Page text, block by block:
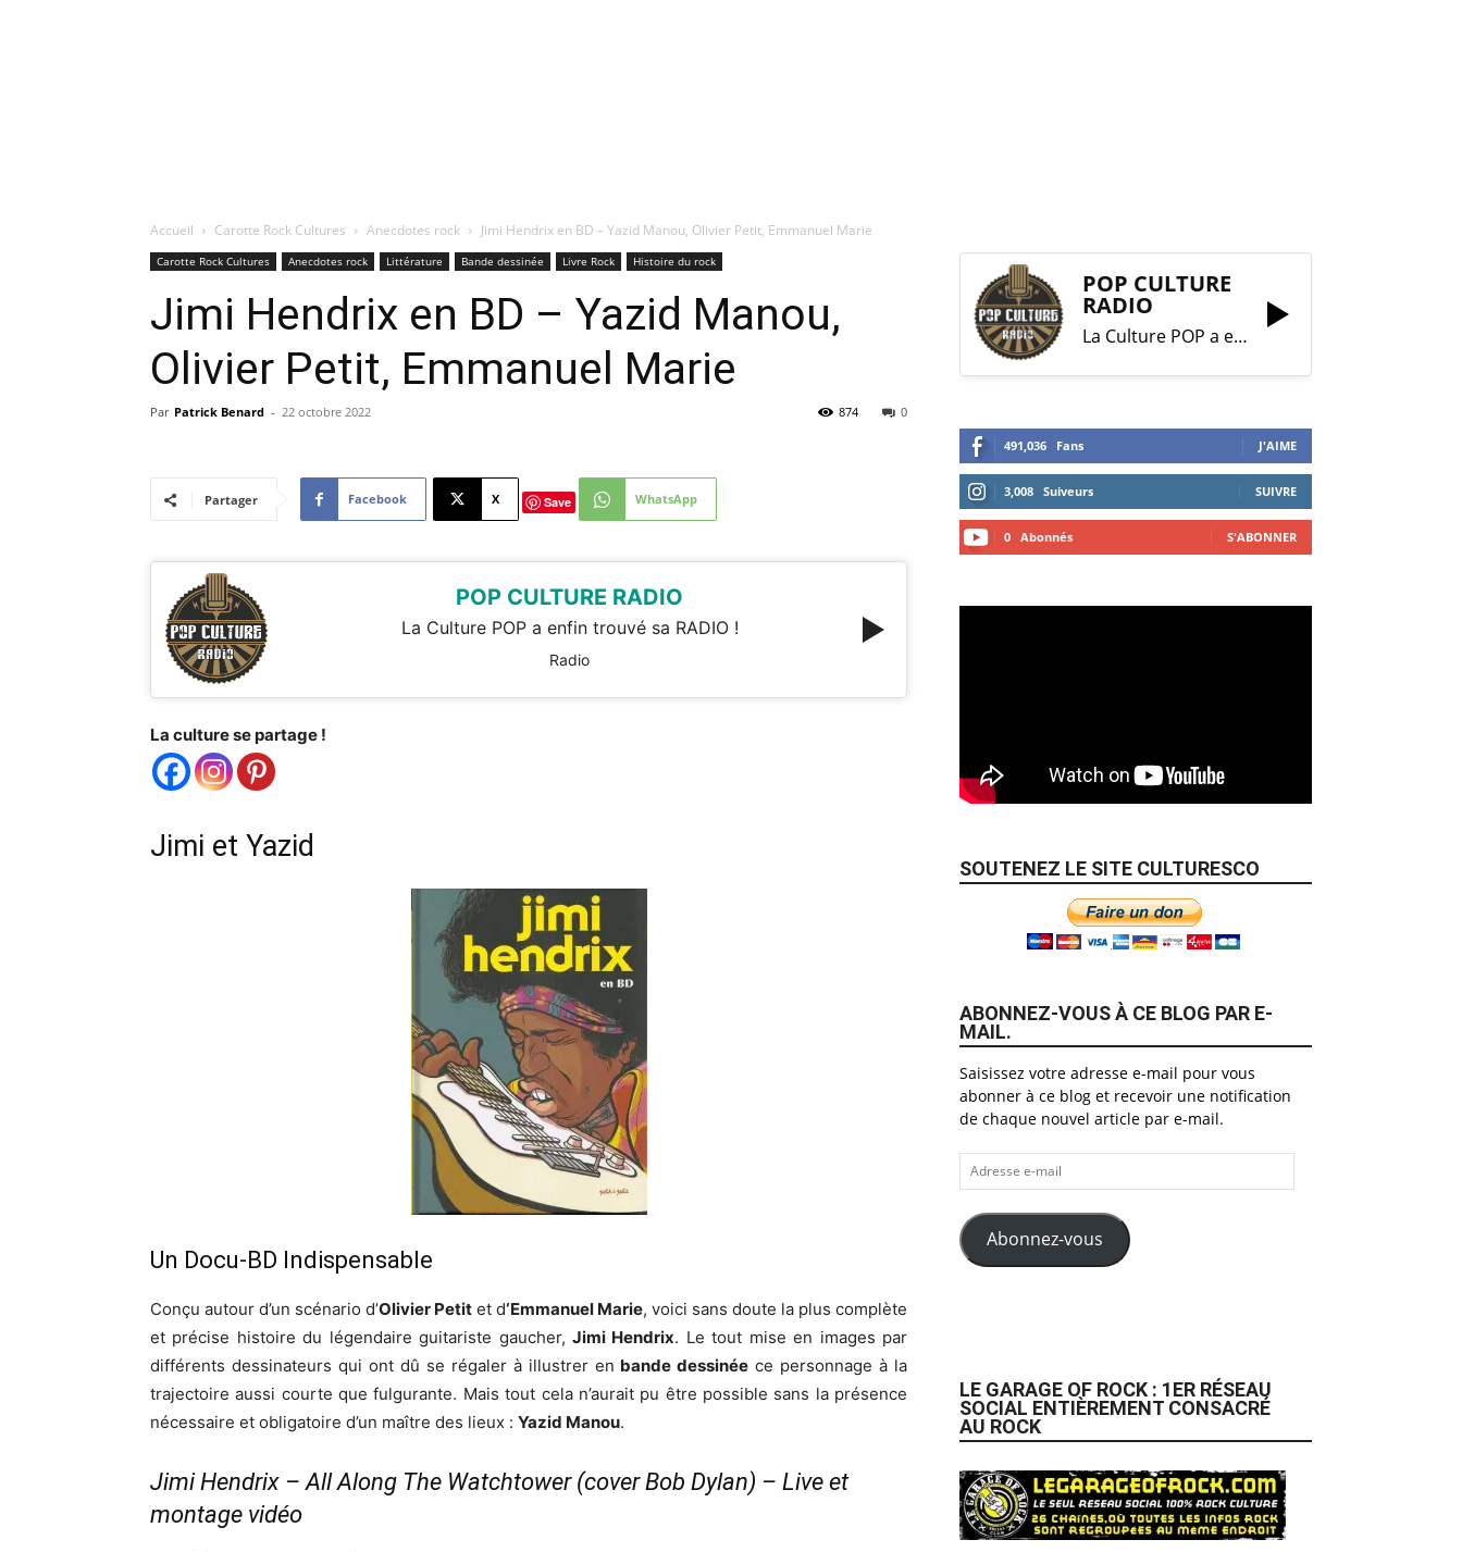
Accueil Carotte Rock Cultures Anecdotes rock Jimi Hendrix en BD – Yazid Manou, Olivier Petit, Emmanuel Marie
Carotte Rock Cultures Anecdotes rock Littérature Bande dessinée Livre Rock Histoire du rock
Jimi Hendrix en BD – Yazid Manou,
Olivier Petit, Emmanuel Marie
Par Patrick Benard - 22 octobre 2022 0
874
Partager Facebook X Save WhatsApp
POP CULTURE RADIO
La Culture POP a enfin trouvé sa RADIO !
Radio
La culture se partage !
Jimi et Yazid
Un Docu-BD Indispensable
Conçu autour d’un scénario d’Olivier Petit et d‘Emmanuel Marie, voici sans doute la plus complète
et précise histoire du légendaire guitariste gaucher, Jimi Hendrix. Le tout mise en images par
différents dessinateurs qui ont dû se régaler à illustrer en bande dessinée ce personnage à la
trajectoire aussi courte que fulgurante. Mais tout cela n’aurait pu être possible sans la présence
nécessaire et obligatoire d’un maître des lieux : Yazid Manou.
Jimi Hendrix – All Along The Watchtower (cover Bob Dylan) – Live et
montage vidéo
POP CULTURE
RADIO
La Culture POP a enfin trouvé sa RADIO !
491,036 Fans J'AIME
3,008 Suiveurs SUIVRE
0 Abonnés S'ABONNER
SOUTENEZ LE SITE CULTURESCO
ABONNEZ-VOUS À CE BLOG PAR E-
MAIL.
Saisissez votre adresse e-mail pour vous
abonner à ce blog et recevoir une notification
de chaque nouvel article par e-mail.
Adresse
e-
mail
Abonnez-vous
LE GARAGE OF ROCK : 1ER RÉSEAU
SOCIAL ENTIÈREMENT CONSACRÉ
AU ROCK